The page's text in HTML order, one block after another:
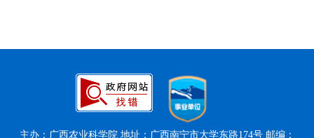
主办：广西农业科学院 地址：广西南宁市大学东路174号 邮编：